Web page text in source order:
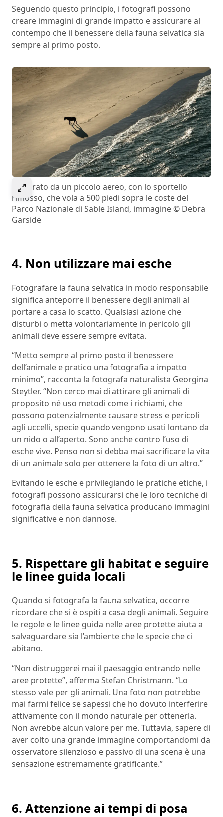
Seguendo questo principio, i fotografi possono
creare immagini di grande impatto e assicurare al
contempo che il benessere della fauna selvatica sia
sempre al primo posto.
Select to expand image
Catturato da un piccolo aereo, con lo sportello
rimosso, che vola a 500 piedi sopra le coste del
Parco Nazionale di Sable Island, immagine © Debra
Garside
4. Non utilizzare mai esche
Fotografare la fauna selvatica in modo responsabile
significa anteporre il benessere degli animali al
portare a casa lo scatto. Qualsiasi azione che
disturbi o metta volontariamente in pericolo gli
animali deve essere sempre evitata.
“Metto sempre al primo posto il benessere
dell’animale e pratico una fotografia a impatto
minimo”, racconta la fotografa naturalista Georgina
Steytler. “Non cerco mai di attirare gli animali di
proposito né uso metodi come i richiami, che
possono potenzialmente causare stress e pericoli
agli uccelli, specie quando vengono usati lontano da
un nido o all’aperto. Sono anche contro l’uso di
esche vive. Penso non si debba mai sacrificare la vita
di un animale solo per ottenere la foto di un altro.”
Evitando le esche e privilegiando le pratiche etiche, i
fotografi possono assicurarsi che le loro tecniche di
fotografia della fauna selvatica producano immagini
significative e non dannose.
5. Rispettare gli habitat e seguire
le linee guida locali
Quando si fotografa la fauna selvatica, occorre
ricordare che si è ospiti a casa degli animali. Seguire
le regole e le linee guida nelle aree protette aiuta a
salvaguardare sia l’ambiente che le specie che ci
abitano.
“Non distruggerei mai il paesaggio entrando nelle
aree protette”, afferma Stefan Christmann. “Lo
stesso vale per gli animali. Una foto non potrebbe
mai farmi felice se sapessi che ho dovuto interferire
attivamente con il mondo naturale per ottenerla.
Non avrebbe alcun valore per me. Tuttavia, sapere di
aver colto una grande immagine comportandomi da
osservatore silenzioso e passivo di una scena è una
sensazione estremamente gratificante.”
6. Attenzione ai tempi di posa